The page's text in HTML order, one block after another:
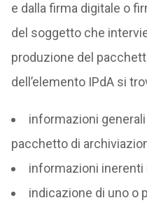
e dalla firma digitale o
del soggetto che
produzione del
dell’elemento IPdA si
informazioni generali
pacchetto di
informazioni inerenti
indicazione di uno o